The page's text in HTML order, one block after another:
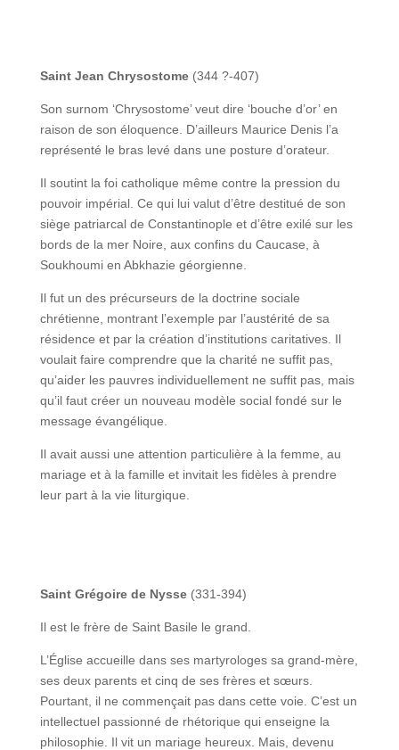
Saint Jean Chrysostome (344 ?-407)
Son surnom ‘Chrysostome’ veut dire ‘bouche d’or’ en
raison de son éloquence. D’ailleurs Maurice Denis l’a
représenté le bras levé dans une posture d’orateur.
Il soutint la foi catholique même contre la pression du
pouvoir impérial. Ce qui lui valut d’être destitué de son
siège patriarcal de Constantinople et d’être exilé sur les
bords de la mer Noire, aux confins du Caucase, à
Soukhoumi en Abkhazie géorgienne.
Il fut un des précurseurs de la doctrine sociale
chrétienne, montrant l’exemple par l’austérité de sa
résidence et par la création d’institutions caritatives. Il
voulait faire comprendre que la charité ne suffit pas,
qu’aider les pauvres individuellement ne suffit pas, mais
qu’il faut créer un nouveau modèle social fondé sur le
message évangélique.
Il avait aussi une attention particulière à la femme, au
mariage et à la famille et invitait les fidèles à prendre
leur part à la vie liturgique.
Saint Grégoire de Nysse (331-394)
Il est le frère de Saint Basile le grand.
L’Église accueille dans ses martyrologes sa grand-mère,
ses deux parents et cinq de ses frères et sœurs.
Pourtant, il ne commençait pas dans cette voie. C’est un
intellectuel passionné de rhétorique qui enseigne la
philosophie. Il vit un mariage heureux. Mais, devenu